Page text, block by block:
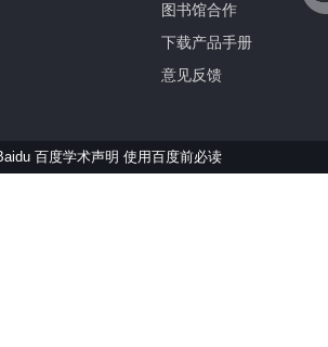
图书馆合作
下载产品手册
意见反馈
百度学术声明 使用百度前必读